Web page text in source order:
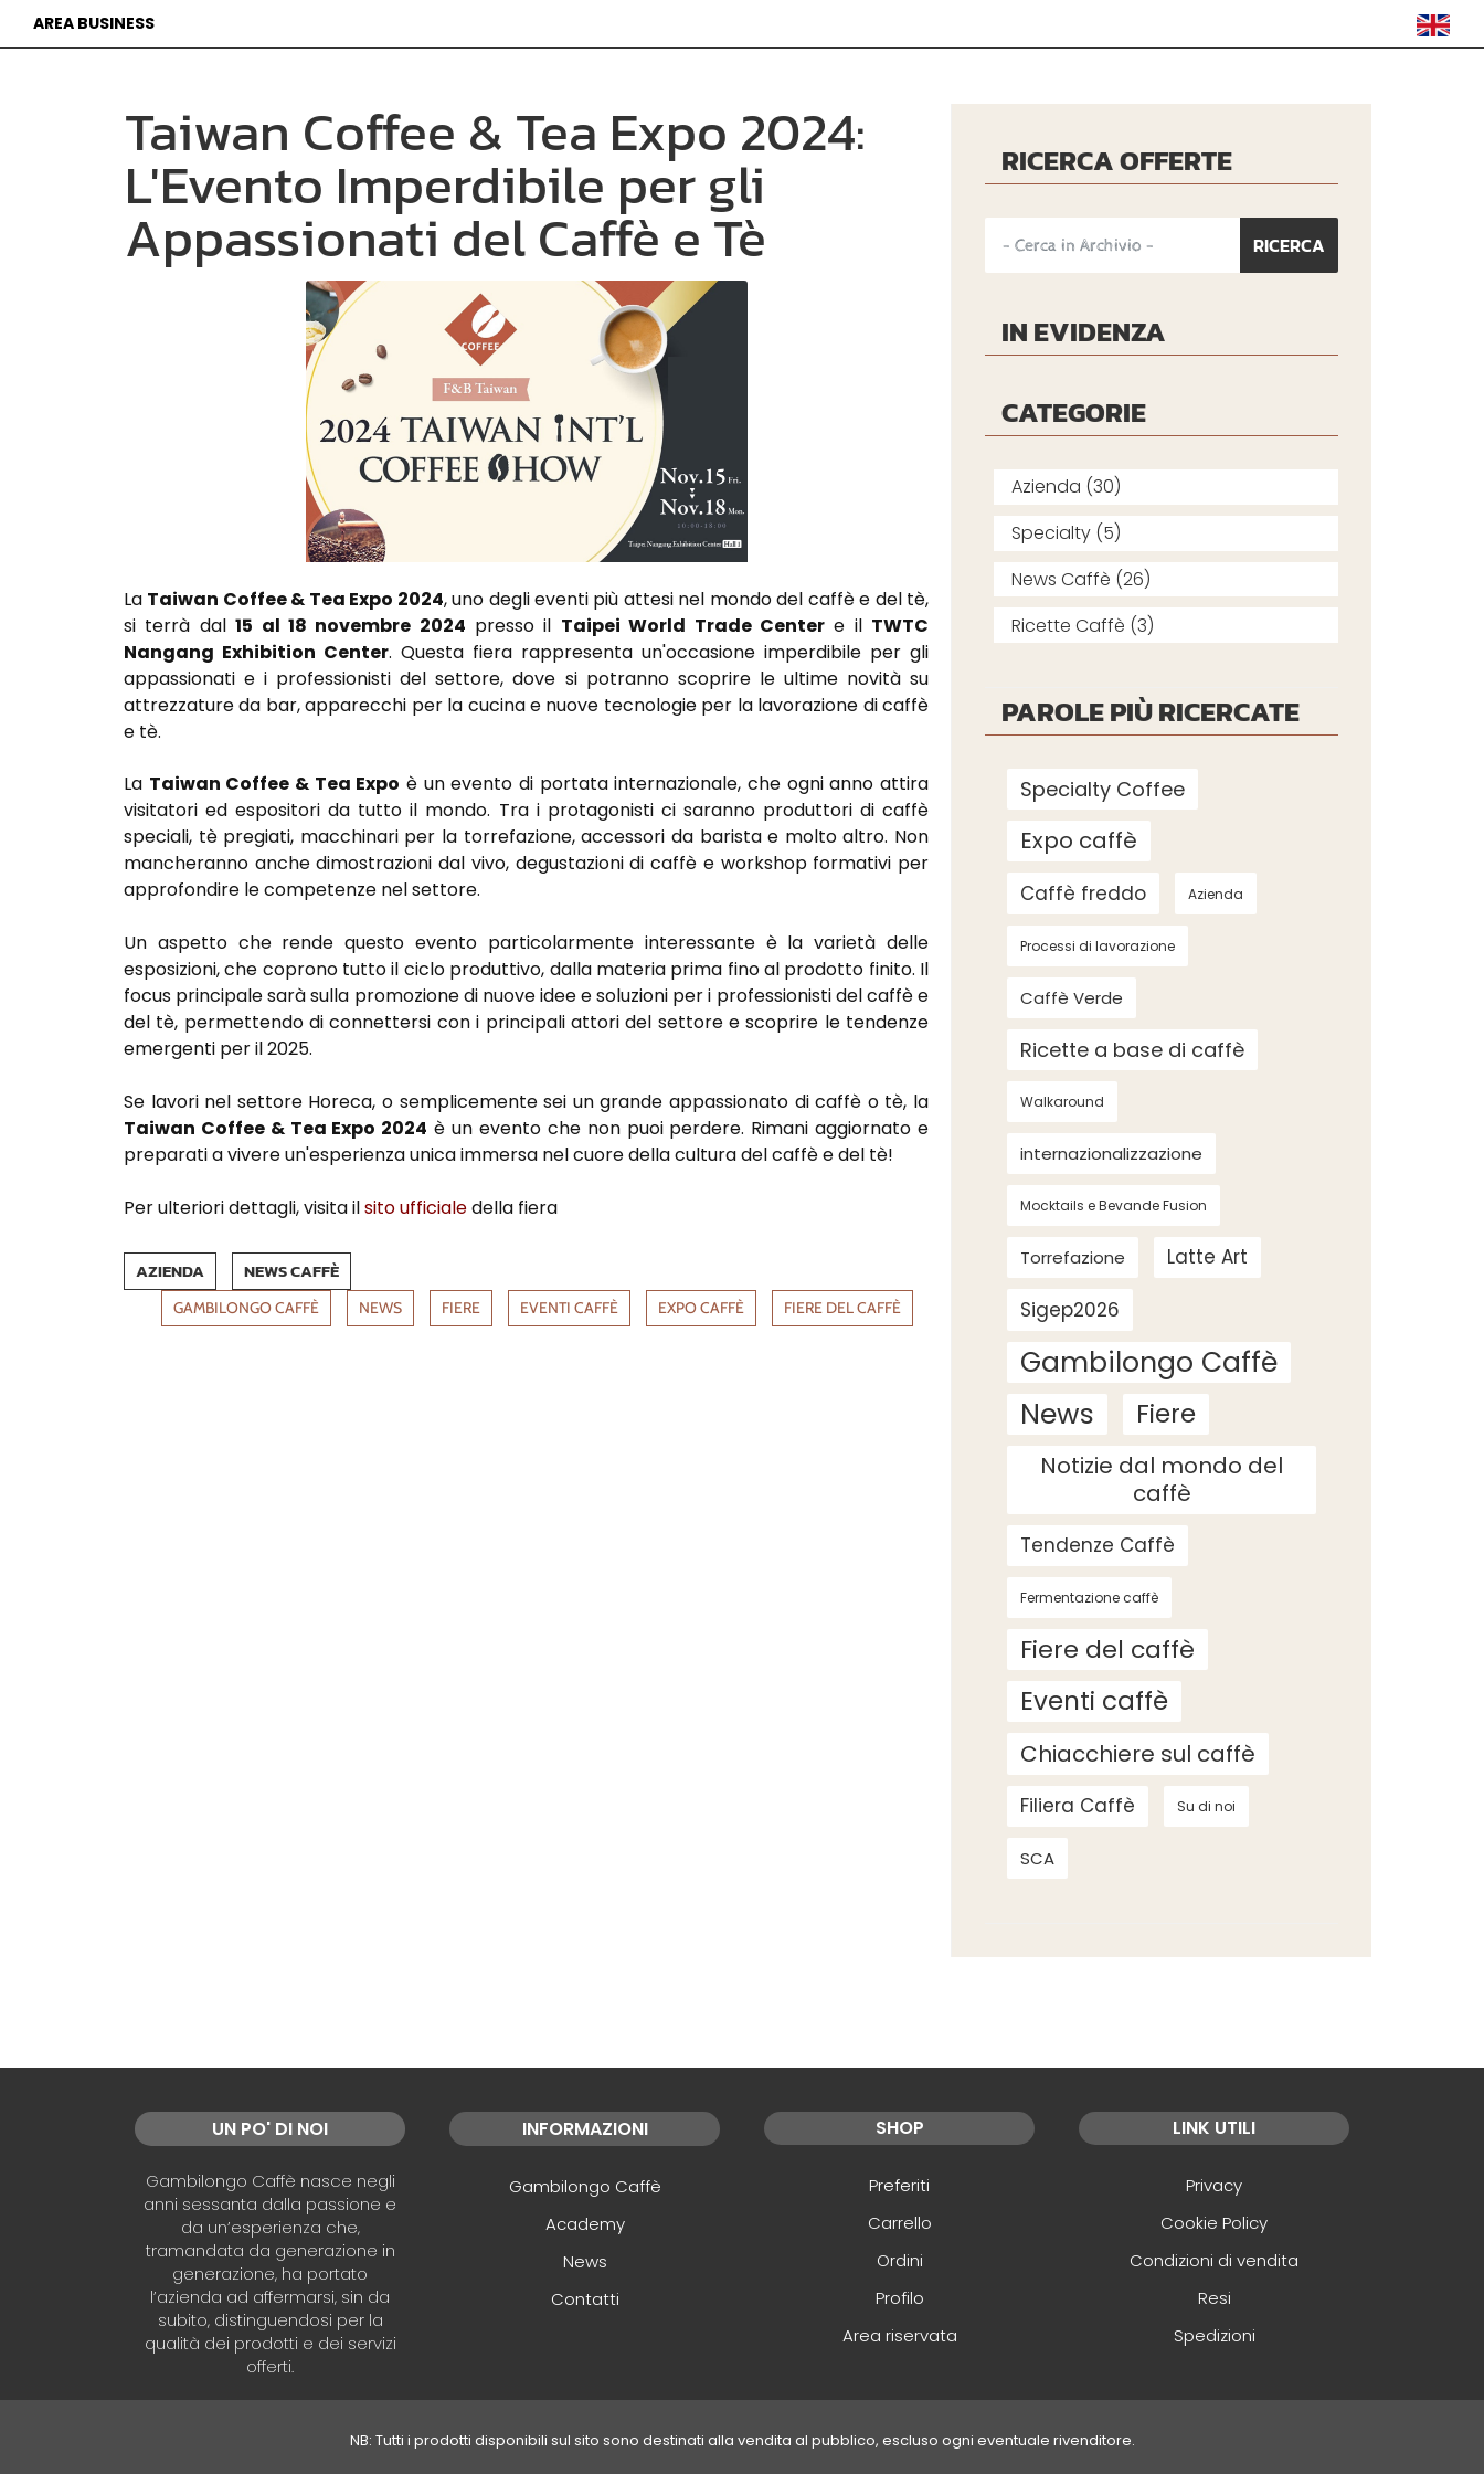
AREA BUSINESS
Taiwan Coffee & Tea Expo 2024:
L'Evento Imperdibile per gli
Appassionati del Caffè e Tè
La Taiwan Coffee & Tea Expo 2024, uno degli eventi più attesi nel mondo del caffè e del tè,
si terrà dal15 al 18 novembre 2024 presso il Taipei World Trade Centere il TWTC
Nangang Exhibition Center. Questa fiera rappresenta un'occasione imperdibile per gli
appassionati e i professionisti del settore, dove si potranno scoprire le ultime novità su
attrezzature da bar, apparecchi per la cucina e nuove tecnologie per la lavorazione di caffè
e tè.
La Taiwan Coffee & Tea Expo è un evento di portata internazionale, che ogni anno attira
visitatori ed espositori da tutto il mondo. Tra i protagonisti ci saranno produttori di caffè
speciali, tè pregiati, macchinari per la torrefazione, accessori da barista e molto altro. Non
mancheranno anche dimostrazioni dal vivo, degustazioni di caffè e workshop formativi per
approfondire le competenze nel settore.
Un aspetto che rende questo evento particolarmente interessante è la varietà delle
esposizioni, che coprono tutto il ciclo produttivo, dalla materia prima fino al prodotto finito. Il
focus principale sarà sulla promozione di nuove idee e soluzioni per i professionisti del caffè e
del tè, permettendo di connettersi con i principali attori del settore e scoprire le tendenze
emergenti per il 2025.
Se lavori nel settore Horeca, o semplicemente sei un grande appassionato di caffè o tè, la
Taiwan Coffee & Tea Expo 2024 è un evento che non puoi perdere. Rimani aggiornato e
preparati a vivere un'esperienza unica immersa nel cuore della cultura del caffè e del tè!
Per ulteriori dettagli, visita ilsito ufficialedella fiera
AZIENDA NEWS CAFFÈ
GAMBILONGO CAFFÈ NEWS FIERE EVENTI CAFFÈ EXPO CAFFÈ FIERE DEL CAFFÈ
RICERCA OFFERTE
IN EVIDENZA
CATEGORIE
Azienda (30)
Specialty (5)
News Caffè (26)
Ricette Caffè (3)
PAROLE PIÙ RICERCATE
Specialty Coffee
Expo caffè
Caffè freddo Azienda
Processi di lavorazione
Caffè Verde
Ricette a base di caffè
Walkaround
internazionalizzazione
Mocktails e Bevande Fusion
Torrefazione
Latte Art
Sigep2026
Gambilongo Caffè
News
Fiere
Notizie dal mondo del
caffè
Tendenze Caffè
Fermentazione caffè
Fiere del caffè
Eventi caffè
Chiacchiere sul caffè
Filiera Caffè Su di noi
SCA
UN PO' DI NOI
Gambilongo Caffè nasce negli
anni sessanta dalla passione e
da un’esperienza che,
tramandata da generazione in
generazione, ha portato
l’azienda ad affermarsi, sin da
subito, distinguendosi per la
qualità dei prodotti e dei servizi
offerti.
INFORMAZIONI
Gambilongo Caffè
Academy
News
Contatti
SHOP
Preferiti
Carrello
Ordini
Profilo
Area riservata
LINK UTILI
Privacy
Cookie Policy
Condizioni di vendita
Resi
Spedizioni
NB: Tutti i prodotti disponibili sul sito sono destinati alla vendita al pubblico, escluso ogni eventuale rivenditore.